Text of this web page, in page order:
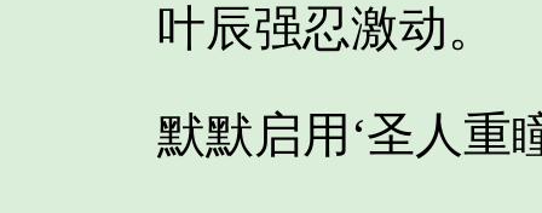
叶辰强忍激动。
默默启用‘圣人重